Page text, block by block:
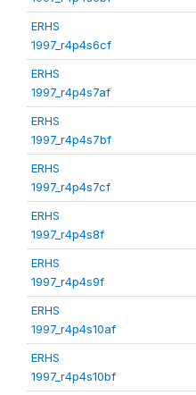
ERHS
1997_r4p4s6cf
ERHS
1997_r4p4s7af
ERHS
1997_r4p4s7bf
ERHS
1997_r4p4s7cf
ERHS
1997_r4p4s8f
ERHS
1997_r4p4s9f
ERHS
1997_r4p4s10af
ERHS
1997_r4p4s10bf